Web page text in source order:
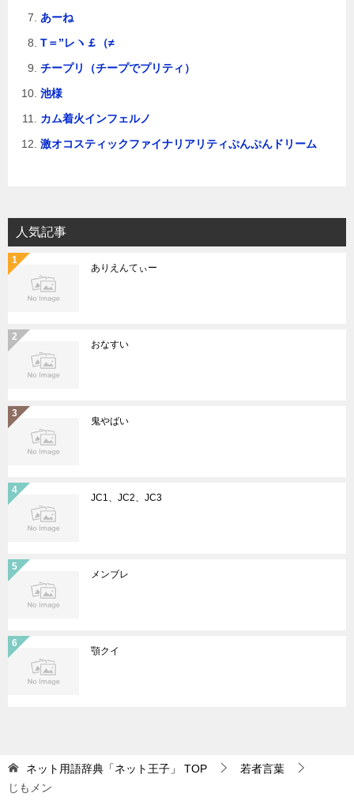
あーね
T＝”レヽ￡（≠
チープリ（チープでプリティ）
池様
カム着火インフェルノ
激オコスティックファイナリアリティぷんぷんドリーム
人気記事
ありえんてぃー
おなすい
鬼やばい
JC1、JC2、JC3
メンブレ
顎クイ
ネット用語辞典「ネット王子」 TOP
若者言葉
じもメン